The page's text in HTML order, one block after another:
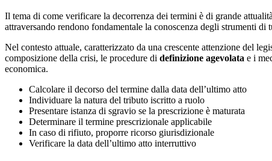
Il tema di come verificare la decorrenza dei termini è di grande
attraversando rendono fondamentale la conoscenza degli strumenti
Nel contesto attuale, caratterizzato da una crescente attenzione del
composizione della crisi, le procedure di definizione agevolata e i
economica.
Calcolare il decorso del termine dalla data dell’ultimo atto
Individuare la natura del tributo iscritto a ruolo
Presentare istanza di sgravio se la prescrizione è maturata
Determinare il termine prescrizionale applicabile
In caso di rifiuto, proporre ricorso giurisdizionale
Verificare la data dell’ultimo atto interruttivo